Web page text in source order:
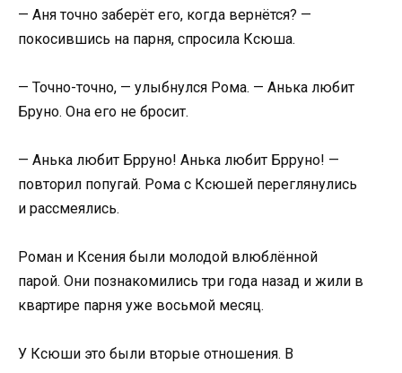
— Аня точно заберёт его, когда вернётся? —
покосившись на парня, спросила Ксюша.
— Точно-точно, — улыбнулся Рома. — Анька любит
Бруно. Она его не бросит.
— Анька любит Брруно! Анька любит Брруно! —
повторил попугай. Рома с Ксюшей переглянулись
и рассмеялись.
Роман и Ксения были молодой влюблённой
парой. Они познакомились три года назад и жили в
квартире парня уже восьмой месяц.
У Ксюши это были вторые отношения. В